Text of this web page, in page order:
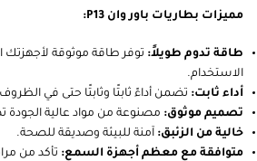
مميزات بطاريات باور وان P13:
طاقة تدوم طويلاً: توفر طاقة موثوقة
الاستخدام.
أداء ثابت: تضمن أداءً ثابتًا وثابتًا حتى في
تصميم موثوق: مصنوعة من مواد عالية الجودة
خالية من الزئبق: آمنة للبيئة وصديقة للصحة.
متوافقة مع معظم أجهزة السمع: تأكد من